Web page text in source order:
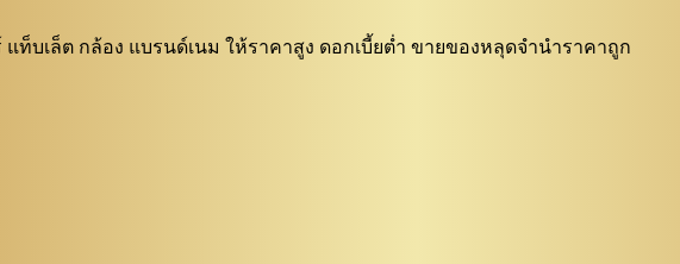
ท็บเล็ต กล้อง แบรนด์เนม ให้ราคาสูง ดอกเบี้ยต่ำ ขายของหลุดจำนำราคาถูก